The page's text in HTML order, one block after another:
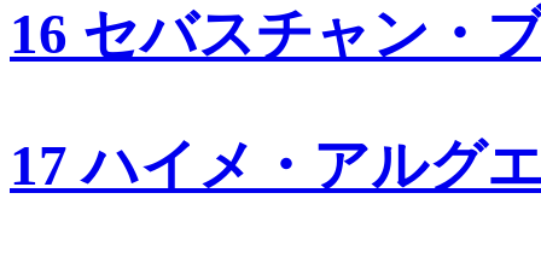
16 セバスチャン・
17 ハイメ・アルグ